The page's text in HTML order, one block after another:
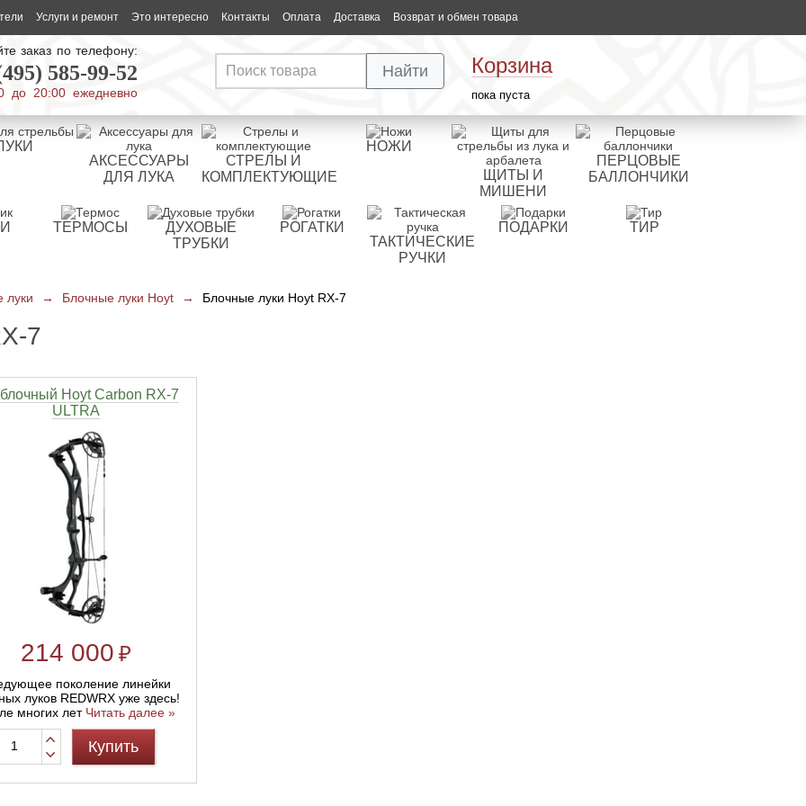
Услуги и ремонт Это интересно Контакты Оплата Доставка Возврат и обмен товара
заказ по телефону:
585-99-52
до 20:00 ежедневно
Корзина
пока пуста
Найти
АКСЕССУАРЫ
ДЛЯ ЛУКА
СТРЕЛЫ И
КОМПЛЕКТУЮЩИЕ
НОЖИ
ЩИТЫ И
МИШЕНИ
ПЕРЦОВЫЕ
БАЛЛОНЧИКИ
ТЕРМОСЫ
ДУХОВЫЕ
ТРУБКИ
РОГАТКИ
ТАКТИЧЕСКИЕ
РУЧКИ
ПОДАРКИ ТИР
луки → Блочные луки Hoyt → Блочные луки Hoyt RX-7
7
Hoyt Carbon RX-7
ULTRA
214 000 ₽
поколение линейки
луков REDWRX уже здесь!
многих лет Читать далее »
Купить